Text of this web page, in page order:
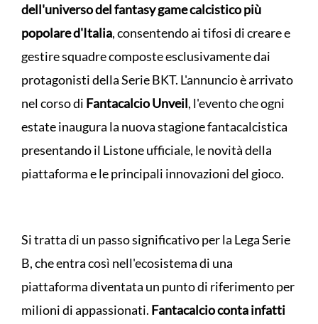
dell'universo del fantasy game calcistico più
popolare d'Italia, consentendo ai tifosi di creare e
gestire squadre composte esclusivamente dai
protagonisti della Serie BKT. L'annuncio è arrivato
nel corso di Fantacalcio Unveil, l'evento che ogni
estate inaugura la nuova stagione fantacalcistica
presentando il Listone ufficiale, le novità della
piattaforma e le principali innovazioni del gioco.
Si tratta di un passo significativo per la Lega Serie
B, che entra così nell'ecosistema di una
piattaforma diventata un punto di riferimento per
milioni di appassionati. Fantacalcio conta infatti